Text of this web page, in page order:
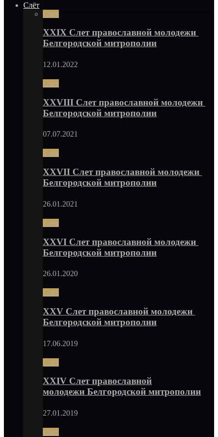
Слёт
Слёт
XXIX Слет православной молодежи
Белгородской митрополии
12.01.2022
Слёт
XXVIII Слет православной молодежи
Белгородской митрополии
07.07.2021
Слёт
XXVII Слет православной молодежи
Белгородской митрополии
26.01.2021
Слёт
XXVI Слет православной молодежи
Белгородской митрополии
26.01.2020
Слёт
XXV Слет православной молодежи
Белгородской митрополии
17.06.2019
Слёт
XXIV Слет православной
молодежи Белгородской митрополии
27.01.2019
Слёт